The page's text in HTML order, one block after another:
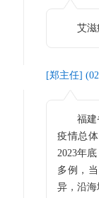
艾滋病
[郑主任] (
福建省
疫情总
2023年
多例，
异，沿